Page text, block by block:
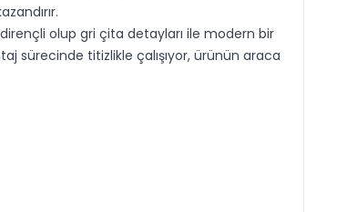
dirençli olup gri çita detayları ile modern bir
sürecinde titizlikle çalışıyor, ürünün araca